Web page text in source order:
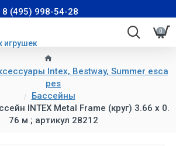
8 (495) 998-54-28
0
Intex, Bestway, Summer esca
pes
Бассейны
INTEX Metal Frame (круг) 3.66 х 0.
76 м ; артикул 28212